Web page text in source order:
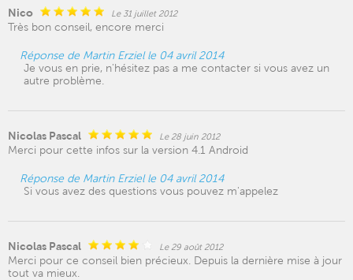
Nico Le 31 juillet 2012
Très bon conseil, encore merci
Réponse de Martin Erziel le 04 avril 2014
Je vous en prie, n'hésitez pas a me contacter si vous avez un
autre problème.
Nicolas Pascal Le 28 juin 2012
Merci pour cette infos sur la version 4.1 Android
Réponse de Martin Erziel le 04 avril 2014
Si vous avez des questions vous pouvez m'appelez
Nicolas Pascal Le 29 août 2012
Merci pour ce conseil bien précieux. Depuis la dernière mise à jour
tout va mieux.